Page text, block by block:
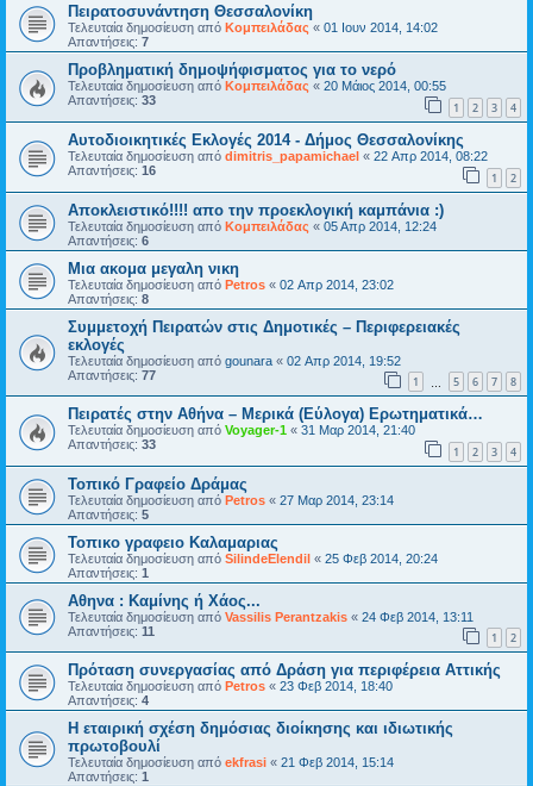
Πειρατοσυνάντηση Θεσσαλονίκη
Τελευταία δημοσίευση από Κομπειλάδας « 01 Ιουν 2014, 14:02
Απαντήσεις: 7
Προβληματική δημοψήφισματος για το νερό
Τελευταία δημοσίευση από Κομπειλάδας « 20 Μάιος 2014, 00:55
Απαντήσεις: 33 1 2 3 4
Αυτοδιοικητικές Εκλογές 2014 - Δήμος Θεσσαλονίκης
Τελευταία δημοσίευση από dimitris_papamichael « 22 Απρ 2014, 08:22
Απαντήσεις: 16 1 2
Αποκλειστικό!!!! απο την προεκλογική καμπάνια :)
Τελευταία δημοσίευση από Κομπειλάδας « 05 Απρ 2014, 12:24
Απαντήσεις: 6
Μια ακομα μεγαλη νικη
Τελευταία δημοσίευση από Petros « 02 Απρ 2014, 23:02
Απαντήσεις: 8
Συμμετοχή Πειρατών στις Δημοτικές – Περιφερειακές
εκλογές
Τελευταία δημοσίευση από gounara « 02 Απρ 2014, 19:52
Απαντήσεις: 77 1 5 6 7 8
Πειρατές στην Αθήνα – Μερικά (Εύλογα) Ερωτηματικά…
Τελευταία δημοσίευση από Voyager-1 « 31 Μαρ 2014, 21:40
Απαντήσεις: 33 1 2 3 4
Τοπικό Γραφείο Δράμας
Τελευταία δημοσίευση από Petros « 27 Μαρ 2014, 23:14
Απαντήσεις: 5
Τοπικο γραφειο Καλαμαριας
Τελευταία δημοσίευση από SilindeElendil « 25 Φεβ 2014, 20:24
Απαντήσεις: 1
Αθηνα : Καμίνης ή Χάος...
Τελευταία δημοσίευση από Vassilis Perantzakis « 24 Φεβ 2014, 13:11
Απαντήσεις: 11 1 2
Πρόταση συνεργασίας από Δράση για περιφέρεια Αττικής
Τελευταία δημοσίευση από Petros « 23 Φεβ 2014, 18:40
Απαντήσεις: 4
Η εταιρική σχέση δημόσιας διοίκησης και ιδιωτικής
πρωτοβουλί
Τελευταία δημοσίευση από ekfrasi « 21 Φεβ 2014, 15:14
Απαντήσεις: 1